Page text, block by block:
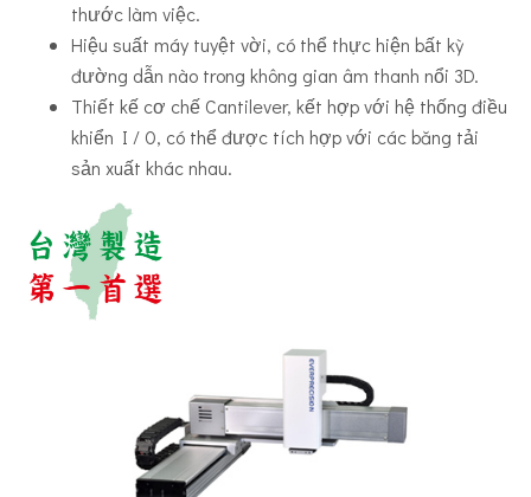
thước làm việc.
Hiệu suất máy tuyệt vời, có thể thực hiện bất kỳ
đường dẫn nào trong không gian âm thanh nổi 3D.
Thiết kế cơ chế Cantilever, kết hợp với hệ thống điều
khiển I / 0, có thể được tích hợp với các băng tải
sản xuất khác nhau.
Cổng trục bốn trục